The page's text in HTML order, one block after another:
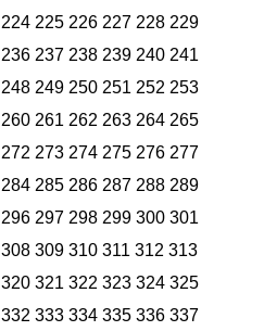
224 225 226 227 228 229
236 237 238 239 240 241
248 249 250 251 252 253
260 261 262 263 264 265
272 273 274 275 276 277
284 285 286 287 288 289
296 297 298 299 300 301
308 309 310 311 312 313
320 321 322 323 324 325
332 333 334 335 336 337